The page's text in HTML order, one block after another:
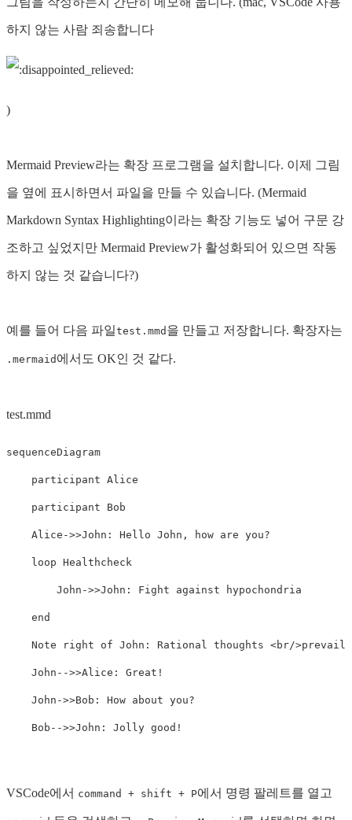
하지 않는 사람 죄송합니다
)
Mermaid Preview라는 확장 프로그램을 설치합니다. 이제 그림
을 옆에 표시하면서 파일을 만들 수 있습니다. (Mermaid
Markdown Syntax Highlighting이라는 확장 기능도 넣어 구문 강
조하고 싶었지만 Mermaid Preview가 활성화되어 있으면 작동
하지 않는 것 같습니다?)
예를 들어 다음 파일test.mmd 을 만들고 저장합니다. 확장자는
.mermaid 에서도 OK인 것 같다.
test.mmd
sequenceDiagram
    participant Alice
    participant Bob
    Alice->>John: Hello John, how are you?
    loop Healthcheck
        John->>John: Fight against hypochondria
    end
    Note right of John: Rational thoughts <br/>prevail!
    John-->>Alice: Great!
    John->>Bob: How about you?
VSCode에서 command + shift + P에서 명령 팔레트를 열고